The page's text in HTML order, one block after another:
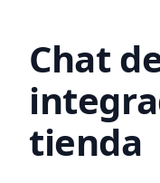
Chat
tienda